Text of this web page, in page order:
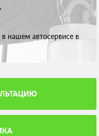
нашем автосервисе в